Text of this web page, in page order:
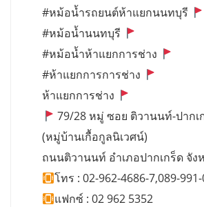
#หม้อน้ำรถยนต์ห้าแยกนนทบุรี
#หม้อน้ำนนทบุรี
#หม้อน้ำห้าแยกการช่าง
#ห้าแยกการการช่าง
ห้าแยกการช่าง
79/28 หมู่ ซอย ติวานนท์-ปากเ
(หมู่บ้านเกื้อกูลนิเวศน์)
ถนนติวานนท์ อำเภอปากเกร็ด จั
โทร : 02-962-4686-7,089-
แฟกซ์ : 02 962 5352